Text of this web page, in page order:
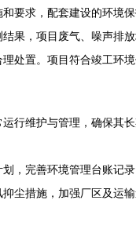
要求，配套建设的环境
果，项目废气、噪声排
处置。项目符合竣工环境
行维护与管理，确保其
，完善环境管理台账记录
尘措施，加强厂区及运